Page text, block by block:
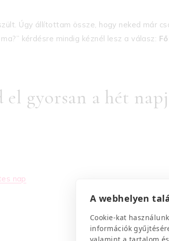
A webhelyen
Cookie-kat
információk
valamint a tartalom
Úgy állítottam össze, hogy neked már
kérdésre mindig kéznél lesz a válasz:
el gyorsan a hét
nap